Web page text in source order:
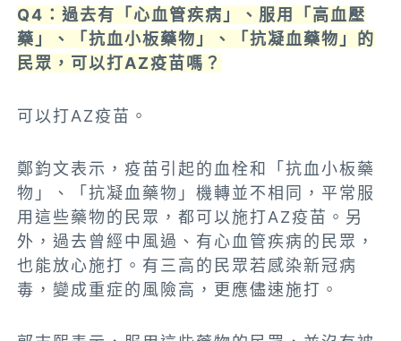
Q4：過去有「心血管疾病」、服用「高血壓
藥」、「抗血小板藥物」、「抗凝血藥物」的
民眾，可以打AZ疫苗嗎？
可以打AZ疫苗。
鄭鈞文表示，疫苗引起的血栓和「抗血小板藥
物」、「抗凝血藥物」機轉並不相同，平常服
用這些藥物的民眾，都可以施打AZ疫苗。另
外，過去曾經中風過、有心血管疾病的民眾，
也能放心施打。有三高的民眾若感染新冠病
毒，變成重症的風險高，更應儘速施打。